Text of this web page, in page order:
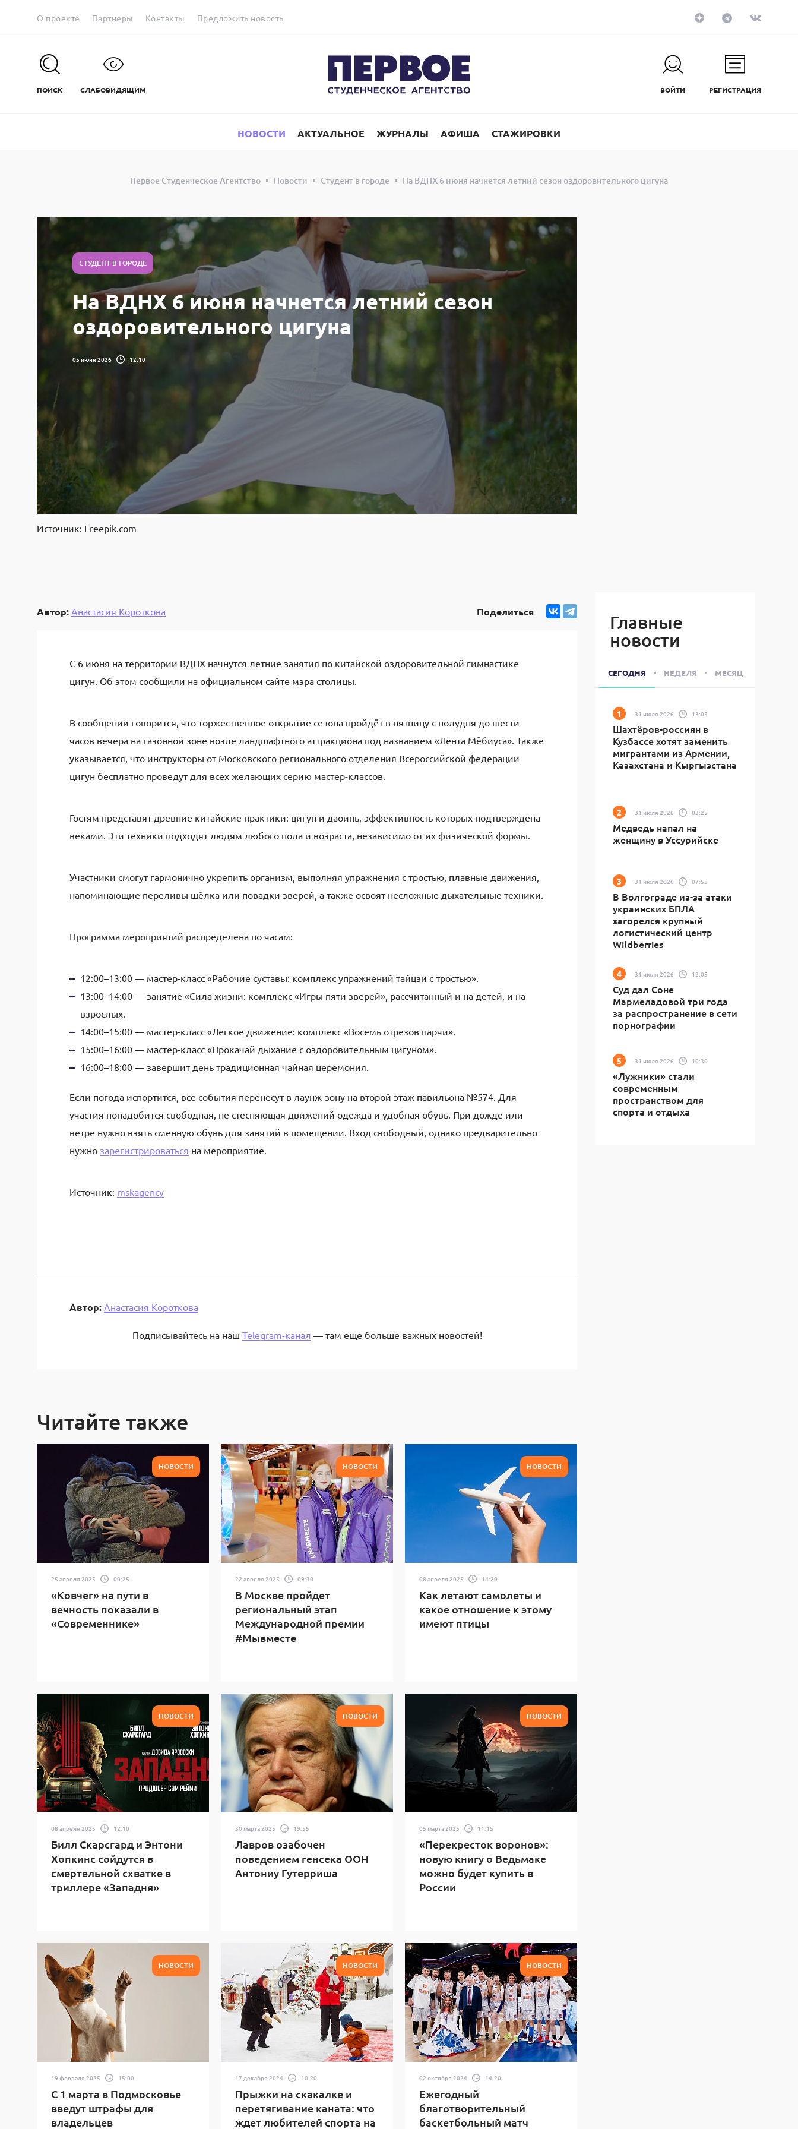
О проекте Партнеры Контакты Предложить новость
ПОИСК СЛАБОВИДЯЩИМ ВОЙТИ РЕГИСТРАЦИЯ
НОВОСТИ АКТУАЛЬНОЕ ЖУРНАЛЫ АФИША СТАЖИРОВКИ
Первое Студенческое Агентство Новости Студент в городе На ВДНХ 6 июня начнется летний сезон оздоровительного цигуна
СТУДЕНТ В ГОРОДЕ
На ВДНХ 6 июня начнется летний сезон
оздоровительного цигуна
05 июня 2026 12:10
Источник: Freepik.com
Автор: Анастасия Короткова Поделиться
С 6 июня на территории ВДНХ начнутся летние занятия по китайской оздоровительной гимнастике
цигун. Об этом сообщили на официальном сайте мэра столицы.
В сообщении говорится, что торжественное открытие сезона пройдёт в пятницу с полудня до шести
часов вечера на газонной зоне возле ландшафтного аттракциона под названием «Лента Мёбиуса». Также
указывается, что инструкторы от Московского регионального отделения Всероссийской федерации
цигун бесплатно проведут для всех желающих серию мастер-классов.
Гостям представят древние китайские практики: цигун и даоинь, эффективность которых подтверждена
веками. Эти техники подходят людям любого пола и возраста, независимо от их физической формы.
Участники смогут гармонично укрепить организм, выполняя упражнения с тростью, плавные движения,
напоминающие переливы шёлка или повадки зверей, а также освоят несложные дыхательные техники.
Программа мероприятий распределена по часам:
12:00–13:00 — мастер-класс «Рабочие суставы: комплекс упражнений тайцзи с тростью».
13:00–14:00 — занятие «Сила жизни: комплекс «Игры пяти зверей», рассчитанный и на детей, и на
взрослых.
14:00–15:00 — мастер-класс «Легкое движение: комплекс «Восемь отрезов парчи».
15:00–16:00 — мастер-класс «Прокачай дыхание с оздоровительным цигуном».
16:00–18:00 — завершит день традиционная чайная церемония.
Если погода испортится, все события перенесут в лаунж-зону на второй этаж павильона №574. Для
участия понадобится свободная, не стесняющая движений одежда и удобная обувь. При дожде или
ветре нужно взять сменную обувь для занятий в помещении. Вход свободный, однако предварительно
нужно зарегистрироваться на мероприятие.
Источник: mskagency
Автор: Анастасия Короткова
Подписывайтесь на наш Telegram-канал — там еще больше важных новостей!
Читайте также
НОВОСТИ
25 апреля 2025 00:25
«Ковчег» на пути в
вечность показали в
«Современнике»
НОВОСТИ
22 апреля 2025 09:30
В Москве пройдет
региональный этап
Международной премии
#Мывместе
НОВОСТИ
08 апреля 2025 14:20
Как летают самолеты и
какое отношение к этому
имеют птицы
НОВОСТИ
08 апреля 2025 12:10
Билл Скарсгард и Энтони
Хопкинс сойдутся в
смертельной схватке в
триллере «Западня»
НОВОСТИ
30 марта 2025 19:55
Лавров озабочен
поведением генсека ООН
Антониу Гутерриша
НОВОСТИ
05 марта 2025 11:15
«Перекресток воронов»:
новую книгу о Ведьмаке
можно будет купить в
России
НОВОСТИ
19 февраля 2025 15:00
С 1 марта в Подмосковье
введут штрафы для
владельцев
НОВОСТИ
17 декабря 2024 10:20
Прыжки на скакалке и
перетягивание каната: что
ждет любителей спорта на
НОВОСТИ
02 октября 2024 14:20
Ежегодный
благотворительный
баскетбольный матч
Главные
новости
СЕГОДНЯ НЕДЕЛЯ МЕСЯЦ
31 июля 2026 13:05
Шахтёров-россиян в
Кузбассе хотят заменить
мигрантами из Армении,
Казахстана и Кыргызстана
31 июля 2026 03:25
Медведь напал на
женщину в Уссурийске
31 июля 2026 07:55
В Волгограде из-за атаки
украинских БПЛА
загорелся крупный
логистический центр
Wildberries
31 июля 2026 12:05
Суд дал Соне
Мармеладовой три года
за распространение в сети
порнографии
31 июля 2026 10:30
«Лужники» стали
современным
пространством для
спорта и отдыха